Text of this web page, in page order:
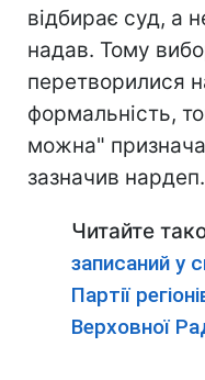
відбирає суд, а
надав. Тому
перетворилися
формальність,
можна"
зазначив нардеп.
Читайте
записаний у
Партії
Верховної